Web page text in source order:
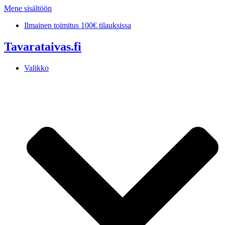
Mene sisältöön
Ilmainen toimitus 100€ tilauksissa
Tavarataivas.fi
Valikko